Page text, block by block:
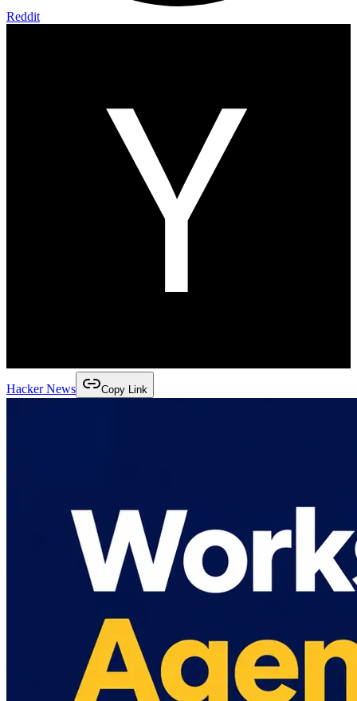
Reddit
Hacker News Copy Link